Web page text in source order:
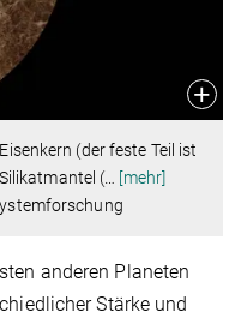
(der feste Teil ist
(… [mehr]
anderen Planeten
Stärke und